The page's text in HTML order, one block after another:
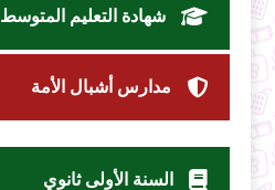
شهادة التعليم المتوسط
مدارس أشبال الأمة
السنة الأولى ثانوي